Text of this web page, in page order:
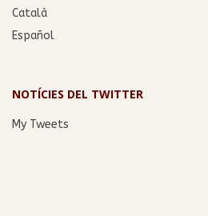
Català
Español
NOTÍCIES DEL TWITTER
My Tweets